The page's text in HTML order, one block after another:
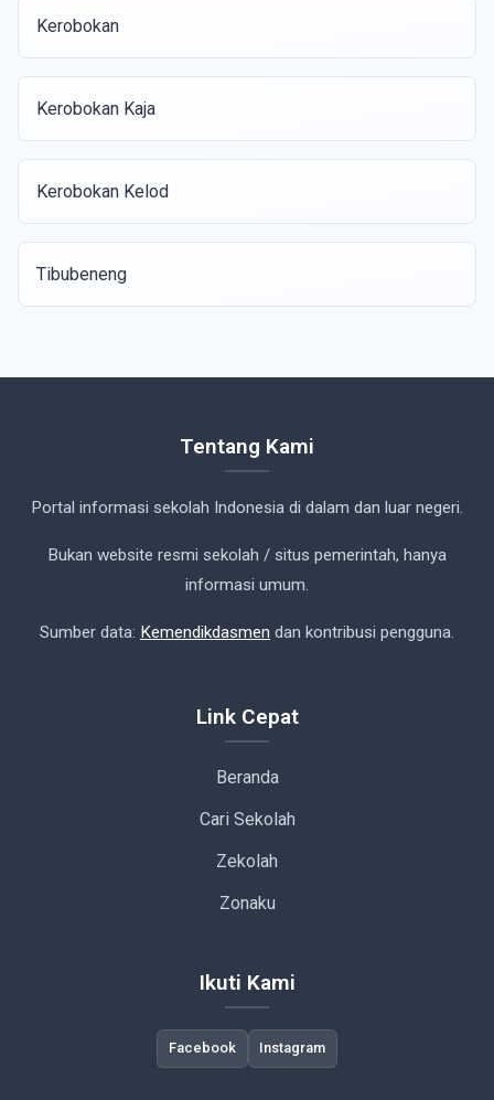
Kerobokan
Kerobokan Kaja
Kerobokan Kelod
Tibubeneng
Tentang Kami
Portal informasi sekolah Indonesia di dalam dan luar negeri.
Bukan website resmi sekolah / situs pemerintah, hanya
informasi umum.
Sumber data: Kemendikdasmen dan kontribusi pengguna.
Link Cepat
Beranda
Cari Sekolah
Zekolah
Zonaku
Ikuti Kami
Facebook Instagram